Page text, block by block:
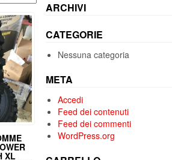
XL
ARCHIVI
CATEGORIE
Nessuna categoria
META
Accedi
Feed dei contenuti
Feed dei commenti
WordPress.org